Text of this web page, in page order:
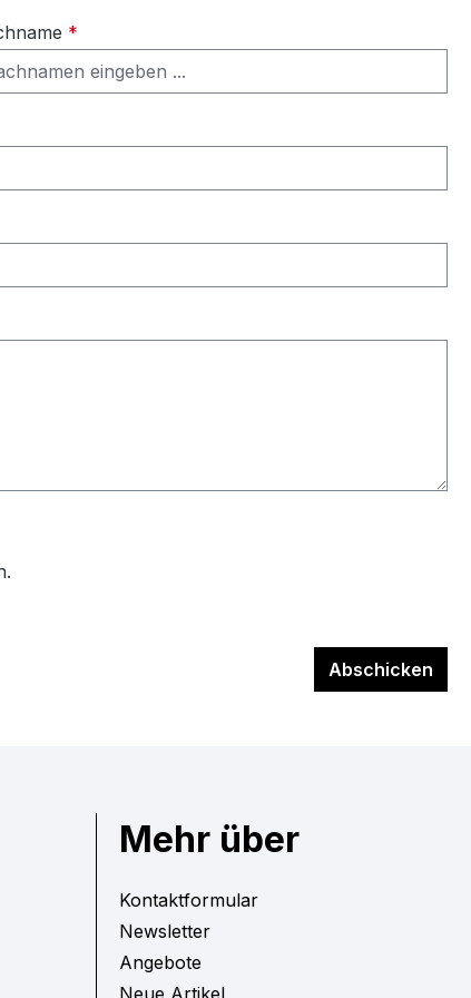
*
Abschicken
Mehr über
Kontaktformular
Newsletter
Angebote
Neue Artikel